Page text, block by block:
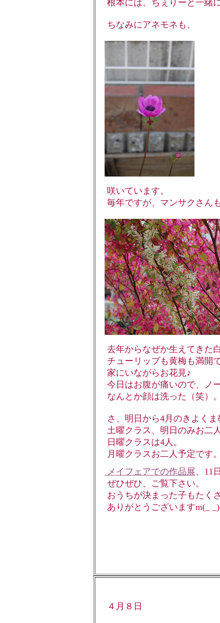
根本には、ちぇりーと一緒
ちなみにアネモネも、
咲いています。
毎年ですが、マンサクさん
去年からなぜか生えてきた
チューリップも黄梅も満開
家にいながらお花見♪
今日はお腹が痛いので、ノ
なんとか顔は洗った（笑）
さ、明日から4月のきよくま
土曜クラス、明日のみお二
日曜クラスは4人。
月曜クラスお二人予定です
メイフェアでの作品展、11
ぜひぜひ、ご覧下さい。
おうちが決まった子もたく
ありがとうございますm(_
４月８日